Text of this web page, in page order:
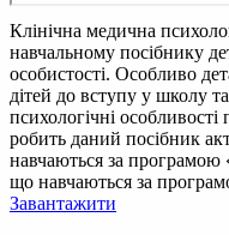
Клінічна медична
навчальному посібнику
особистості. Особливо
дітей до вступу у школу
психологічні
робить даний посібник
навчаються за програмою
що навчаються за
Завантажити